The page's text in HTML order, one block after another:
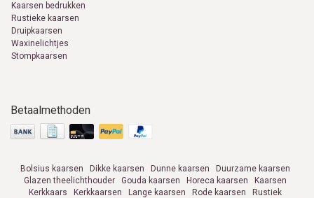
Kaarsen bedrukken
Rustieke kaarsen
Druipkaarsen
Waxinelichtjes
Stompkaarsen
Betaalmethoden
Bolsius kaarsen Dikke kaarsen Dunne kaarsen
Duurzame kaarsen
Glazen theelichthouder
Gouda kaarsen Horeca kaarsen
Kaarsen
Kerkkaars
Kerkkaarsen Lange kaarsen Rode kaarsen
Rustiek